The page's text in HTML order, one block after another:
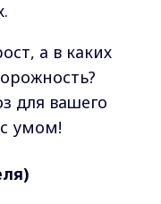
а в каких
для вашего
умом!